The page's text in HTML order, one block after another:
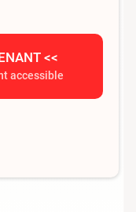
<<
accessible